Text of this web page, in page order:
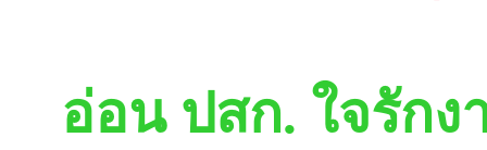
อ่อน ปสก. ใจรักง